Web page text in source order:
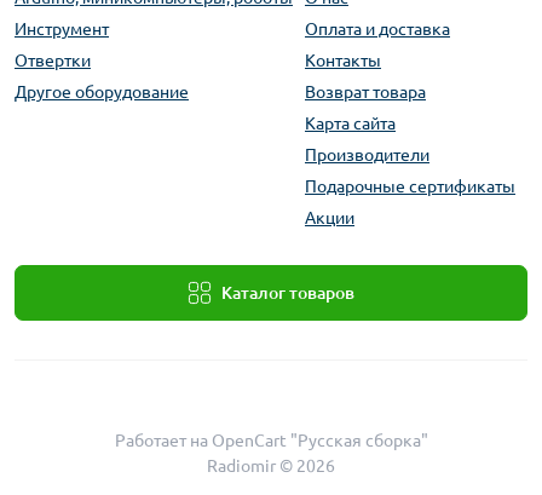
Инструмент
Отвертки
Другое оборудование
Оплата и доставка
Контакты
Возврат товара
Карта сайта
Производители
Подарочные сертификаты
Акции
Каталог товаров
Работает на OpenCart "Русская сборка"
Radiomir © 2026